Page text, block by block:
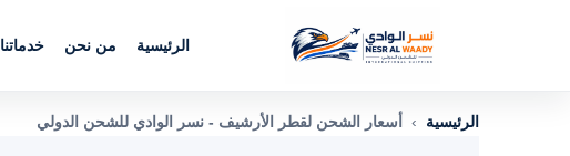
الرئيسية من نحن خدماتنا
الرئيسية › أسعار الشحن لقطر الأرشيف - نسر الوادي للشحن الدولي